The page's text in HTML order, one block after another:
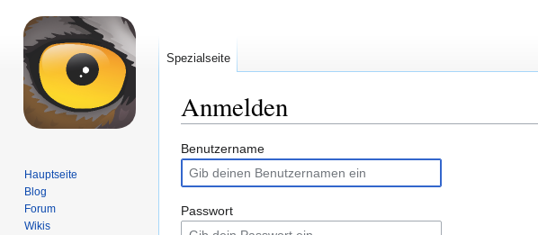
Anmelden
Zur
Navigation
springen
Zur
Suche
springen
Benutzername
Passwort
Spezialseite
Hauptseite
Blog
Forum
Wikis